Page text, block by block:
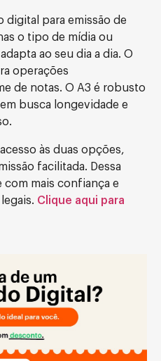
para emissão de
o tipo de mídia ou
ao seu dia a dia. O
operações
de notas. O A3 é robusto
busca longevidade e
às duas opções,
facilitada. Dessa
mais confiança e
Clique aqui para